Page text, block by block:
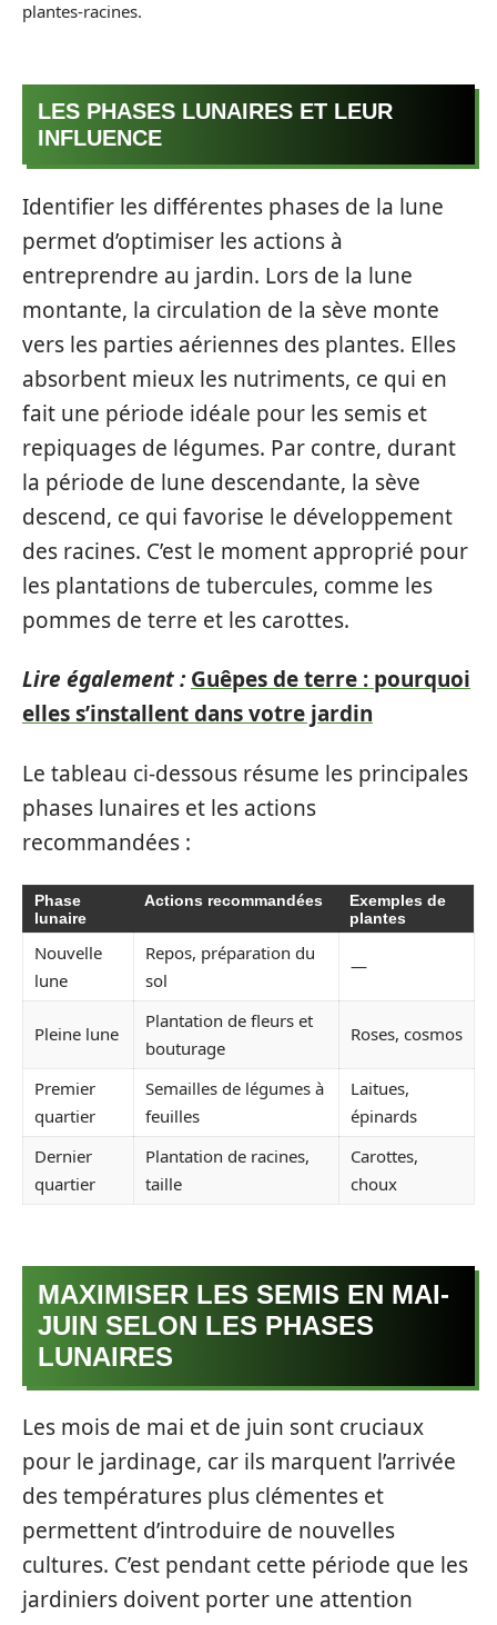
plantes-racines.
LES PHASES LUNAIRES ET LEUR
INFLUENCE
Identifier les différentes phases de la lune
permet d’optimiser les actions à
entreprendre au jardin. Lors de la lune
montante, la circulation de la sève monte
vers les parties aériennes des plantes. Elles
absorbent mieux les nutriments, ce qui en
fait une période idéale pour les semis et
repiquages de légumes. Par contre, durant
la période de lune descendante, la sève
descend, ce qui favorise le développement
des racines. C’est le moment approprié pour
les plantations de tubercules, comme les
pommes de terre et les carottes.
Lire également : Guêpes de terre : pourquoi
elles s’installent dans votre jardin
Le tableau ci-dessous résume les principales
phases lunaires et les actions
recommandées :
Phase
lunaire
Actions recommandées
Exemples de
plantes
Nouvelle
lune
Repos, préparation du
sol
—
Pleine lune
Plantation de fleurs et
bouturage
Roses, cosmos
Premier
quartier
Semailles de légumes à
feuilles
Laitues,
épinards
Dernier
quartier
Plantation de racines,
taille
Carottes,
choux
MAXIMISER LES SEMIS EN MAI-
JUIN SELON LES PHASES
LUNAIRES
Les mois de mai et de juin sont cruciaux
pour le jardinage, car ils marquent l’arrivée
des températures plus clémentes et
permettent d’introduire de nouvelles
cultures. C’est pendant cette période que les
jardiniers doivent porter une attention